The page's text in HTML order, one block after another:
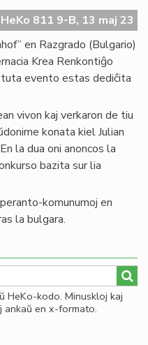
HeKo 811 9-B, 13 maj 23
en Razgrado (Bulgario)
Krea Renkontiĝo
evento estas dediĉita
vivon kaj verkaron de tiu
konata kiel Julian
la dua oni anoncos la
bazita sur lia
komunumoj en
la bulgara.
HeKo-kodo. Minuskloj kaj
ankaŭ en x-formato.